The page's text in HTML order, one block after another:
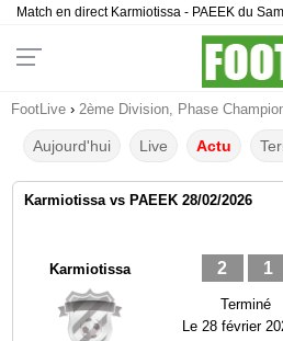
Match en direct Karmiotissa - PAEEK du
FootLive › 2ème Division, Phase
Aujourd'hui Live Actu
Karmiotissa vs PAEEK 28/02/2026
Karmiotissa 2 1
Terminé
Le28 février